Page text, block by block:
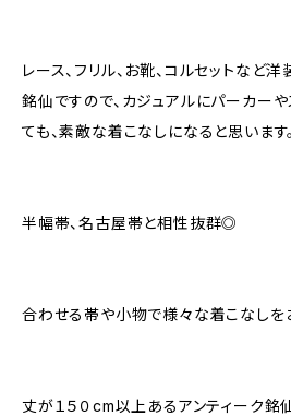
レース、フリル、お靴、コルセットなど
銘仙ですので、カジュアルにパーカー
ても、素敵な着こなしになると思います。
半幅帯、名古屋帯と相性抜群◎
合わせる帯や小物で様々な着こなし
丈が１５０cm以上あるアンティーク銘